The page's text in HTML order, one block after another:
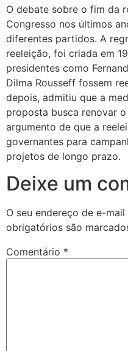
O debate sobre o fim da
Congresso nos últimos
diferentes partidos. A
reeleição, foi criada em
presidentes como
Dilma Rousseff fossem
depois, admitiu que a
proposta busca renovar
argumento de que a
governantes para
projetos de longo prazo.
Deixe um
O seu endereço de e-
obrigatórios são
Comentário *